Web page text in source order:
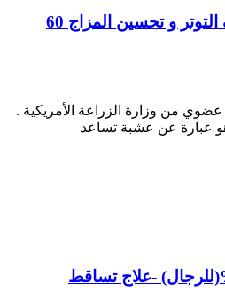
أشواغندا عضوية لتخفيف التوتر و تحسين المزاج 60
من وزارة الزراعة الأمريكية .
هو عبارة عن عشبة تساعد
كيركلاند 5%(للرجال) -علاج تساقط